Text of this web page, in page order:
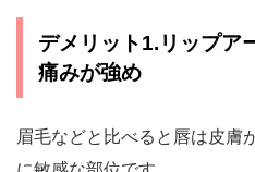
デメリット1.リップア
痛みが強め
眉毛などと比べると唇は皮膚